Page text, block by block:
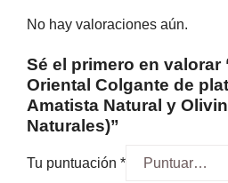
No hay valoraciones aún.
Sé el primero en valorar
Oriental Colgante de
Amatista Natural y
Naturales)”
Tu puntuación *